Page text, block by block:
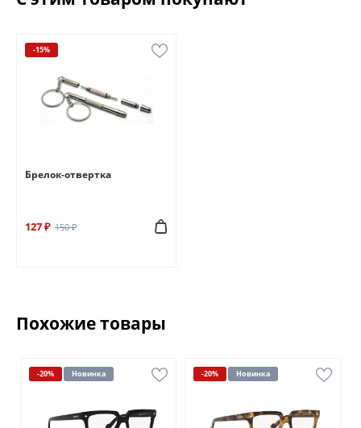
-15%
Брелок-отвертка
127 ₽ 150 ₽
Похожие товары
-20% Новинка -20% Новинка